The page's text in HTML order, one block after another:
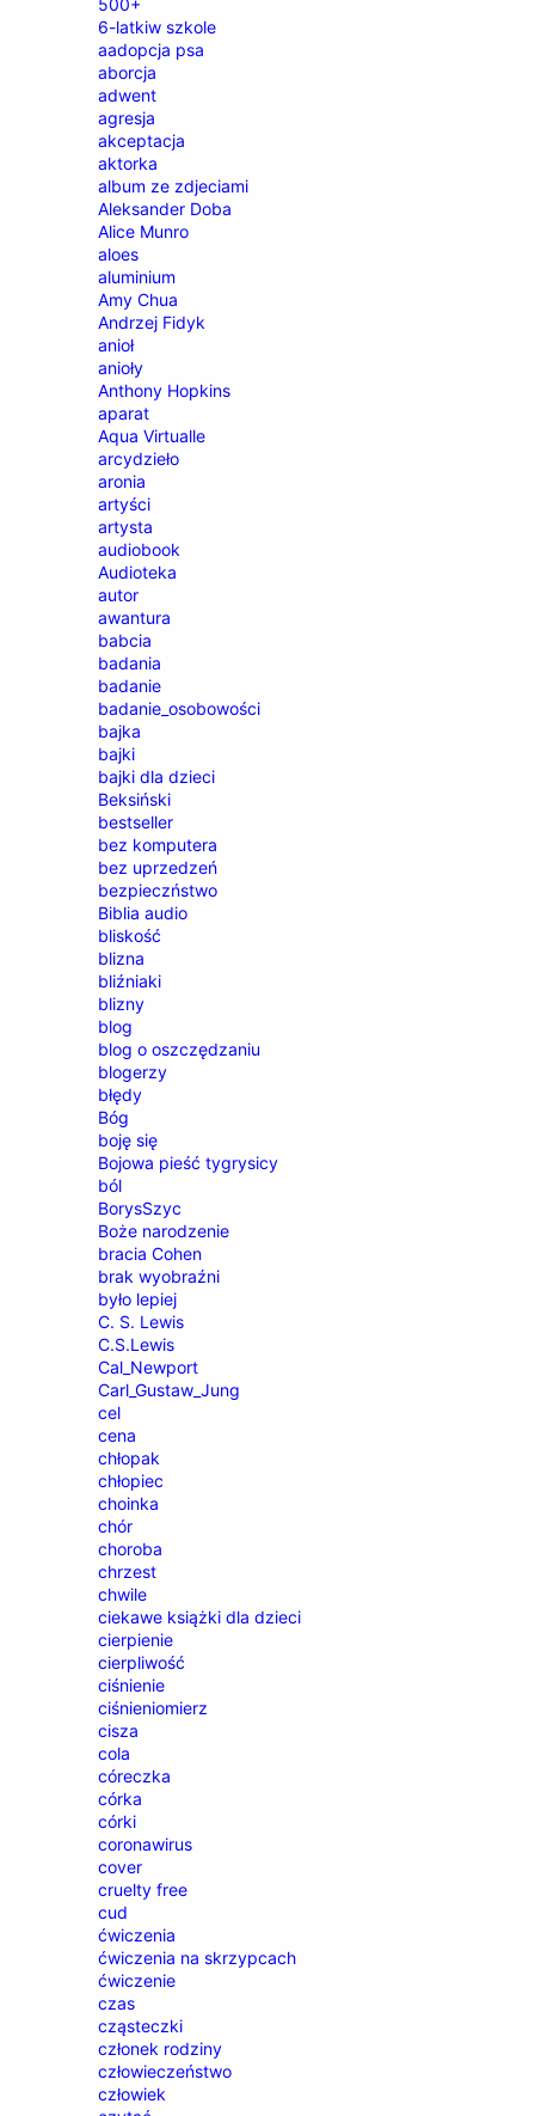
6-latkiw szkole
aadopcja psa
aborcja
adwent
agresja
akceptacja
aktorka
album ze zdjeciami
Aleksander Doba
Alice Munro
aloes
aluminium
Amy Chua
Andrzej Fidyk
anioł
anioły
Anthony Hopkins
aparat
Aqua Virtualle
arcydzieło
aronia
artyści
artysta
audiobook
Audioteka
autor
awantura
babcia
badania
badanie
badanie_osobowości
bajka
bajki
bajki dla dzieci
Beksiński
bestseller
bez komputera
bez uprzedzeń
bezpieczństwo
Biblia audio
bliskość
blizna
bliźniaki
blizny
blog
blog o oszczędzaniu
blogerzy
błędy
Bóg
boję się
Bojowa pieść tygrysicy
ból
BorysSzyc
Boże narodzenie
bracia Cohen
brak wyobraźni
było lepiej
C. S. Lewis
C.S.Lewis
Cal_Newport
Carl_Gustaw_Jung
cel
cena
chłopak
chłopiec
choinka
chór
choroba
chrzest
chwile
ciekawe książki dla dzieci
cierpienie
cierpliwość
ciśnienie
ciśnieniomierz
cisza
cola
córeczka
córka
córki
coronawirus
cover
cruelty free
cud
ćwiczenia
ćwiczenia na skrzypcach
ćwiczenie
czas
cząsteczki
członek rodziny
człowieczeństwo
człowiek